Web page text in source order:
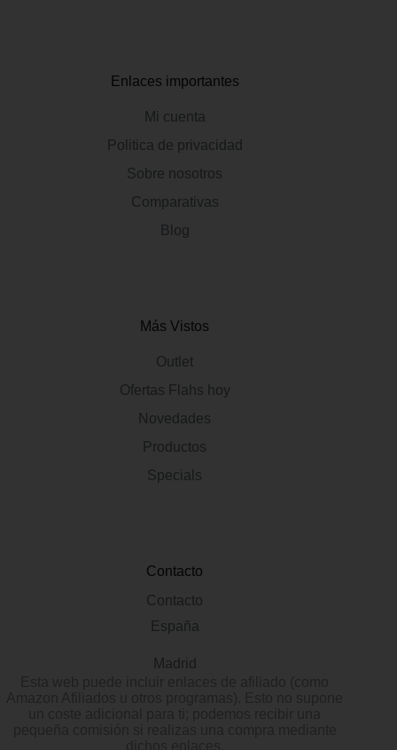
Enlaces importantes
Mi cuenta
Politica de privacidad
Sobre nosotros
Comparativas
Blog
Más Vistos
Outlet
Ofertas Flahs hoy
Novedades
Productos
Specials
Contacto
Contacto
España
Madrid